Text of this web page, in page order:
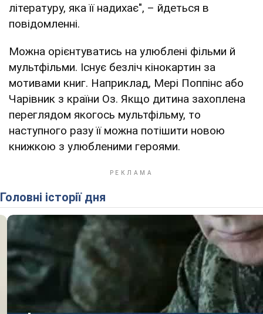
літературу, яка її надихає", – йдеться в
повідомленні.
Можна орієнтуватись на улюблені фільми й
мультфільми. Існує безліч кінокартин за
мотивами книг. Наприклад, Мері Поппінс або
Чарівник з країни Оз. Якщо дитина захоплена
переглядом якогось мультфільму, то
наступного разу її можна потішити новою
книжкою з улюбленими героями.
Головні історії дня